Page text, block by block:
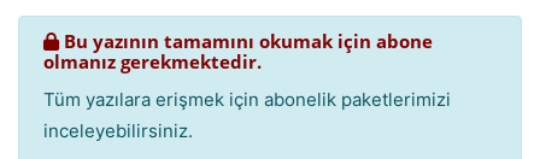
Bu yazının tamamını okumak için abone
olmanız gerekmektedir.
Tüm yazılara erişmek için abonelik paketlerimizi
inceleyebilirsiniz.